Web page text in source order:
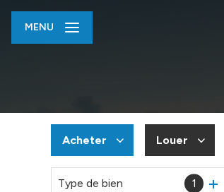
MENU
Acheter
De l'ancien
Louer
à l'année
Type de bien 1